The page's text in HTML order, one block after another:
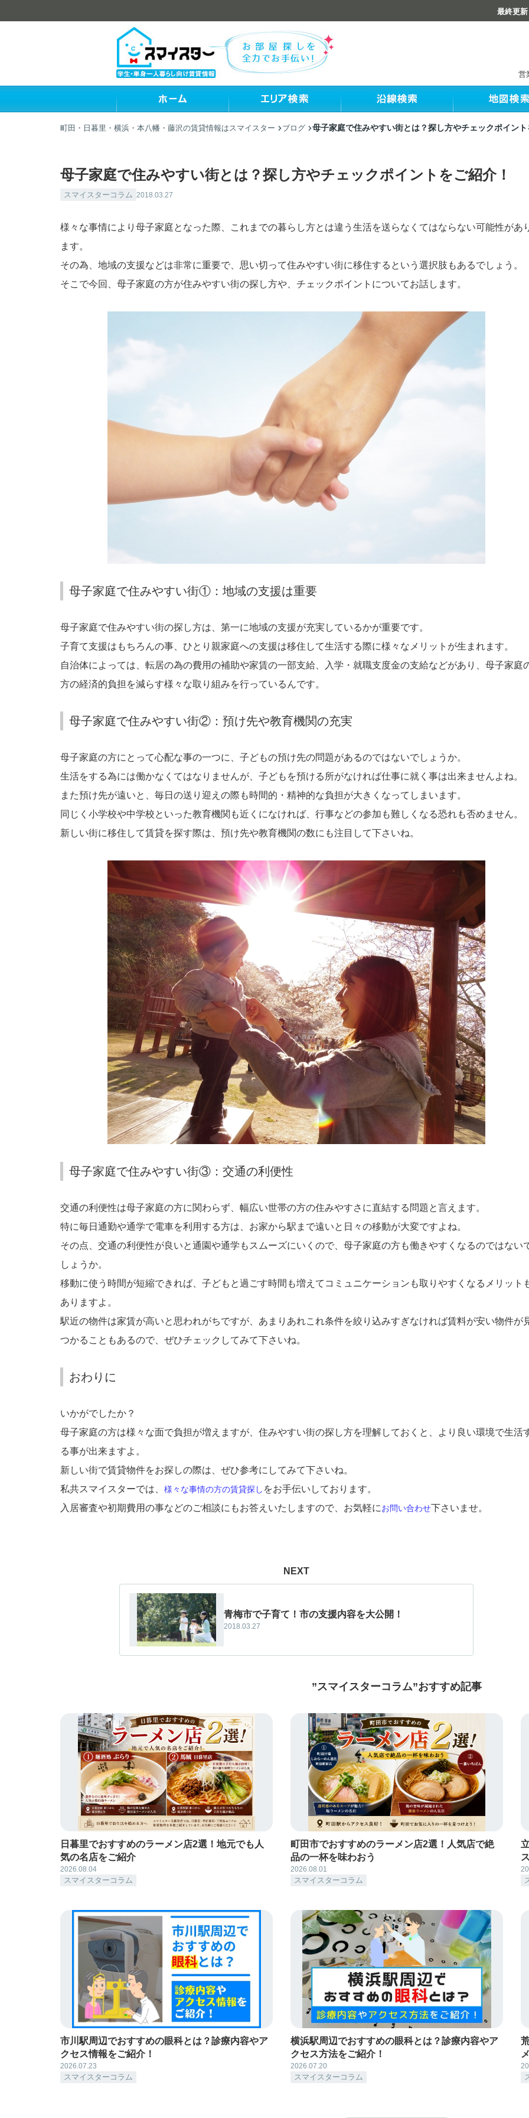
最終更
営
町田・日暮里・横浜・本八幡・藤沢の賃貸情報はスマイスター ブログ 母子家庭で住みやすい街とは？探し方やチェックポイン
母子家庭で住みやすい街とは？探し方やチェックポイントをご紹介！
スマイスターコラム 2018.03.27
様々な事情により母子家庭となった際、これまでの暮らし方とは違う生活を送らなくてはならない可能性があ
ます。
その為、地域の支援などは非常に重要で、思い切って住みやすい街に移住するという選択肢もあるでしょう。
そこで今回、母子家庭の方が住みやすい街の探し方や、チェックポイントについてお話します。
母子家庭で住みやすい街①：地域の支援は重要
母子家庭で住みやすい街の探し方は、第一に地域の支援が充実しているかが重要です。
子育て支援はもちろんの事、ひとり親家庭への支援は移住して生活する際に様々なメリットが生まれます。
自治体によっては、転居の為の費用の補助や家賃の一部支給、入学・就職支度金の支給などがあり、母子家庭
方の経済的負担を減らす様々な取り組みを行っているんです。
母子家庭で住みやすい街②：預け先や教育機関の充実
母子家庭の方にとって心配な事の一つに、子どもの預け先の問題があるのではないでしょうか。
生活をする為には働かなくてはなりませんが、子どもを預ける所がなければ仕事に就く事は出来ませんよね。
また預け先が遠いと、毎日の送り迎えの際も時間的・精神的な負担が大きくなってしまいます。
同じく小学校や中学校といった教育機関も近くになければ、行事などの参加も難しくなる恐れも否めません。
新しい街に移住して賃貸を探す際は、預け先や教育機関の数にも注目して下さいね。
母子家庭で住みやすい街③：交通の利便性
交通の利便性は母子家庭の方に関わらず、幅広い世帯の方の住みやすさに直結する問題と言えます。
特に毎日通勤や通学で電車を利用する方は、お家から駅まで遠いと日々の移動が大変ですよね。
その点、交通の利便性が良いと通園や通学もスムーズにいくので、母子家庭の方も働きやすくなるのではない
しょうか。
移動に使う時間が短縮できれば、子どもと過ごす時間も増えてコミュニケーションも取りやすくなるメリット
ありますよ。
駅近の物件は家賃が高いと思われがちですが、あまりあれこれ条件を絞り込みすぎなければ賃料が安い物件が
つかることもあるので、ぜひチェックしてみて下さいね。
おわりに
いかがでしたか？
母子家庭の方は様々な面で負担が増えますが、住みやすい街の探し方を理解しておくと、より良い環境で生活
る事が出来ますよ。
新しい街で賃貸物件をお探しの際は、ぜひ参考にしてみて下さいね。
私共スマイスターでは、 様々な事情の方の賃貸探し をお手伝いしております。
入居審査や初期費用の事などのご相談にもお答えいたしますので、お気軽にお問い合わせ下さいませ。
NEXT
青梅市で子育て！市の支援内容を大公開！
2018.03.27
”スマイスターコラム”おすすめ記事
日暮里でおすすめのラーメン店2選！地元でも人
気の名店をご紹介
2026.08.04
スマイスターコラム
町田市でおすすめのラーメン店2選！人気店で絶
品の一杯を味わおう
2026.08.01
スマイスターコラム
市川駅周辺でおすすめの眼科とは？診療内容やア
クセス情報をご紹介！
2026.07.23
スマイスターコラム
横浜駅周辺でおすすめの眼科とは？診療内容やア
クセス方法をご紹介！
2026.07.20
スマイスターコラム